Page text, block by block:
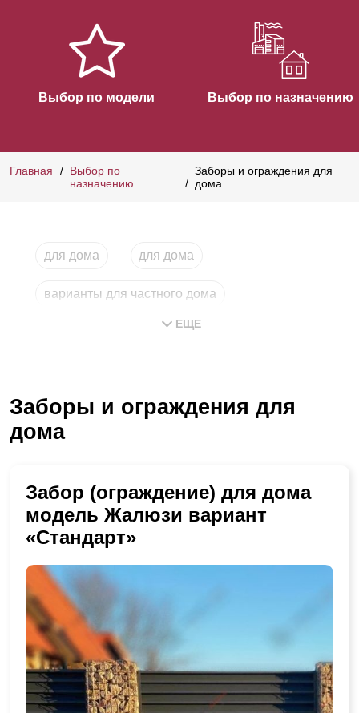
Выбор по модели Выбор по назначению
Главная
Выбор по
назначению
Заборы и ограждения для
дома
для дома для дома
варианты для частного дома
лицевой частного дома
купить для дома
ЕЩЕ
Заборы и ограждения для
дома
Забор (ограждение) для дома
модель Жалюзи вариант
«Стандарт»